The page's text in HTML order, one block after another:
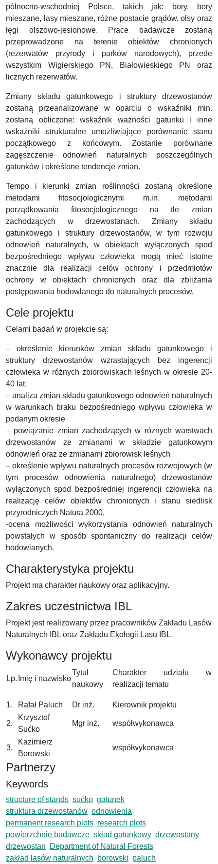
północno-wschodniej Polsce, takich jak: bory, bory
mieszane, lasy mieszane, różne postacie grądów, olsy oraz
łęgi olszowo-jesionowe. Prace badawcze zostaną
przeprowadzone na terenie obiektów chronionych
(rezerwatów przyrody i parków narodowych), przede
wszystkim Wigierskiego PN, Białowieskiego PN oraz
licznych rezerwatów.
Zmiany składu gatunkowego i struktury drzewostanów
zostaną przeanalizowane w oparciu o wskaźniki min.
zostaną obliczone: wskaźnik ważności gatunku i inne
wskaźniki strukturalne umożliwiające porównanie stanu
początkowego z końcowym. Zostanie porównane
zagęszczenie odnowień naturalnych poszczególnych
gatunków i określone tendencje zmian.
Tempo i kierunki zmian roślinności zostaną określone
metodami fitosocjologicznymi m.in. metodami
porządkowania fitosocjologicznego na tle zmian
zachodzących w drzewostanach. Zmiany składu
gatunkowego i struktury drzewostanów, w tym rozwoju
odnowień naturalnych, w obiektach wyłączonych spod
bezpośredniego wpływu człowieka mogą mieć istotne
znacznie dla realizacji celów ochrony i przedmiotów
ochrony w obiektach chronionych oraz dla zbliżania
postępowania hodowlanego do naturalnych procesów.
Cele projektu
Celami badań w projekcie są:
– określenie kierunków zmian składu gatunkowego i
struktury drzewostanów wzrastających bez ingerencji
człowieka w różnych zbiorowiskach leśnych w okresie 20-
40 lat,
– analiza zmian składu gatunkowego odnowień naturalnych
w warunkach braku bezpośredniego wpływu człowieka w
podanym okresie
– powiązanie zmian zachodzących w różnych warstwach
drzewostanów ze zmianami w składzie gatunkowym
odnowień oraz ze zmianami zbiorowisk leśnych
– określenie wpływu naturalnych procesów rozwojowych (w
tym procesów odnowienia naturalnego) drzewostanów
wyłączonych spod bezpośredniej ingerencji człowieka na
realizację celów obiektów chronionych i stanu siedlisk
przyrodniczych Natura 2000,
-ocena możliwości wykorzystania odnowień naturalnych
powstałych w sposób spontaniczny do realizacji celów
hodowlanych.
Charakterystyka projektu
Projekt ma charakter naukowy oraz aplikacyjny.
Zakres uczestnictwa IBL
Projekt jest realizowany przez pracowników Zakładu Lasów
Naturalnych IBL oraz Zakładu Ekologii Lasu IBL.
Wykonawcy projektu
Lp. Imię i nazwisko
Tytuł
naukowy
Charakter udziału w
realizacji tematu
1. Rafał Paluch Dr inż. Kierownik projektu
2.
Krzysztof
Sućko
Mgr inż. współwykonawca
3.
Kazimierz
Borowski
współwykonawca
Partnerzy
Keywords
structure of stands sućko gatunek
struktura drzewostanów odnowienia
permanent research plots research plots
powierzchnie badawcze skład gatunkowy drzewostany
drzewostan
Department of Natural Forests
zakład lasów naturalnych
borowski paluch